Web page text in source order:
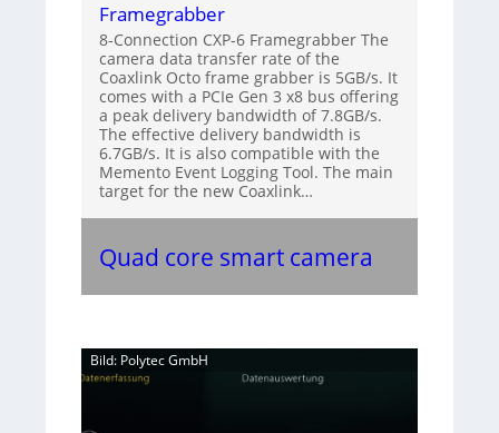
Framegrabber
8-Connection CXP-6 Framegrabber The
camera data transfer rate of the
Coaxlink Octo frame grabber is 5GB/s. It
comes with a PCIe Gen 3 x8 bus offering
a peak delivery bandwidth of 7.8GB/s.
The effective delivery bandwidth is
6.7GB/s. It is also compatible with the
Memento Event Logging Tool. The main
target for the new Coaxlink…
Quad core smart camera
Bild: Polytec GmbH